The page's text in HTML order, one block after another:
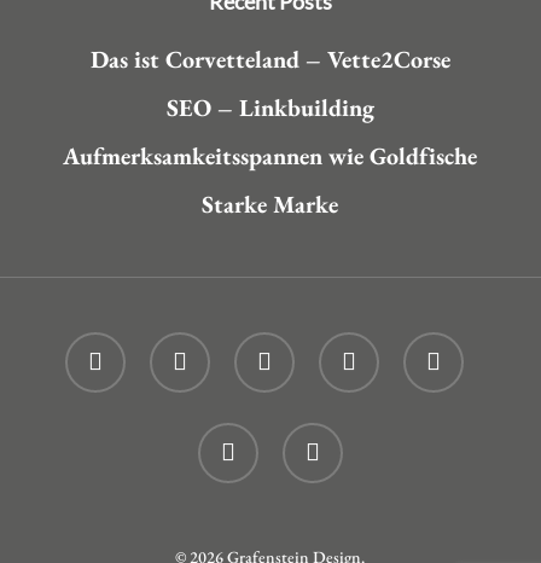
Das ist Corvetteland – Vette2Corse
SEO – Linkbuilding
Aufmerksamkeitsspannen wie Goldfische
Starke Marke
twitter facebook linkedin youtube instagram
phone email
© 2026 Grafenstein Design.